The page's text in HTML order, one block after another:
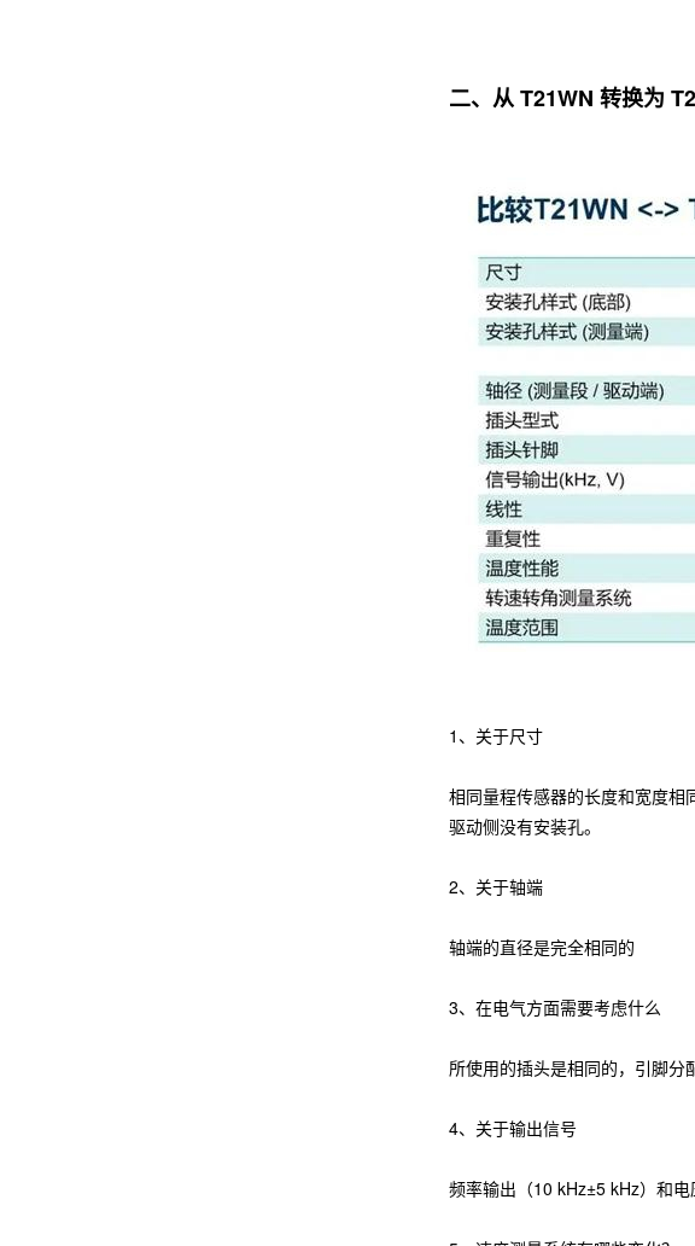
二、从 T21WN 转换为
1、关于尺寸
相同量程传感器的长度和宽度
驱动侧没有安装孔。
2、关于轴端
轴端的直径是完全相同的
3、在电气方面需要考虑什么
所使用的插头是相同的，引脚分
4、关于输出信号
频率输出（10 kHz±5 kHz）和